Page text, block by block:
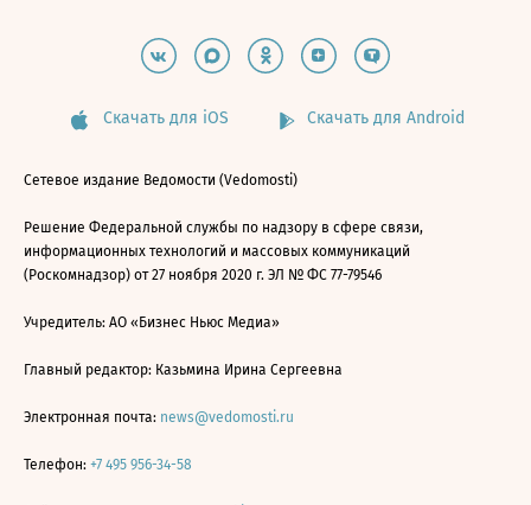
Скачать для iOS Скачать для Android
Сетевое издание Ведомости (Vedomosti)
Решение Федеральной службы по надзору в сфере связи,
информационных технологий и массовых коммуникаций
(Роскомнадзор) от 27 ноября 2020 г. ЭЛ № ФС 77-79546
Учредитель: АО «Бизнес Ньюс Медиа»
Главный редактор: Казьмина Ирина Сергеевна
Электронная почта: news@vedomosti.ru
Телефон: +7 495 956-34-58